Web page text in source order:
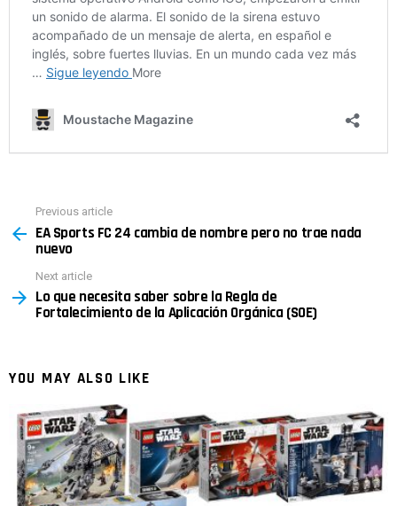
more
Previous article
EA Sports FC 24 cambia de nombre pero no trae nada
nuevo
Next article
Lo que necesita saber sobre la Regla de
Fortalecimiento de la Aplicación Orgánica (SOE)
YOU MAY ALSO LIKE